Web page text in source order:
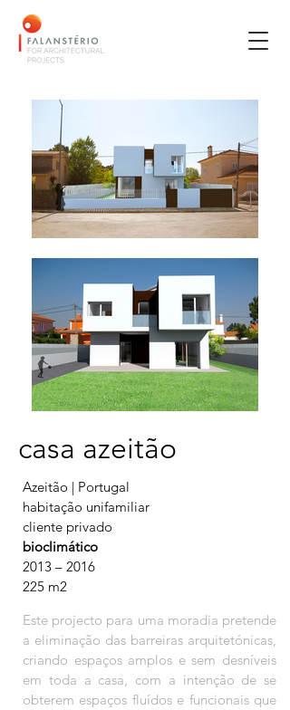
casa azeitão
Azeitão | Portugal
habitação unifamiliar
cliente privado
bioclimático
2013 – 2016
225 m2
Este projecto para uma moradia pretende
a eliminação das barreiras arquitetónicas,
criando espaços amplos e sem desníveis
em toda a casa, com a intenção de se
obterem espaços fluídos e funcionais que